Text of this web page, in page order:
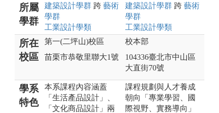
所屬
學群
建築設計學群 跨 藝術
學群
工業設計學類
建築設計學群 跨 藝術
學群
工業設計學類
所在
校區
第一(二坪山)校區
苗栗市恭敬里聯大1號
校本部
104336臺北市中山區
大直街70號
學系
特色
本系課程內容涵蓋
「生活產品設計」、
「文化商品設計」兩
課程規劃與人才養成
朝向「專業學習、國
際視野、實務導向」